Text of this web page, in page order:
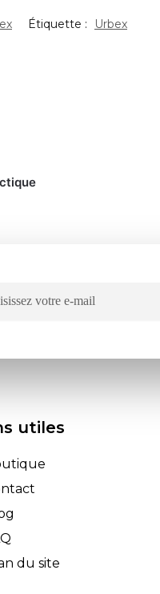
Étiquette : Urbex
utiles
du site